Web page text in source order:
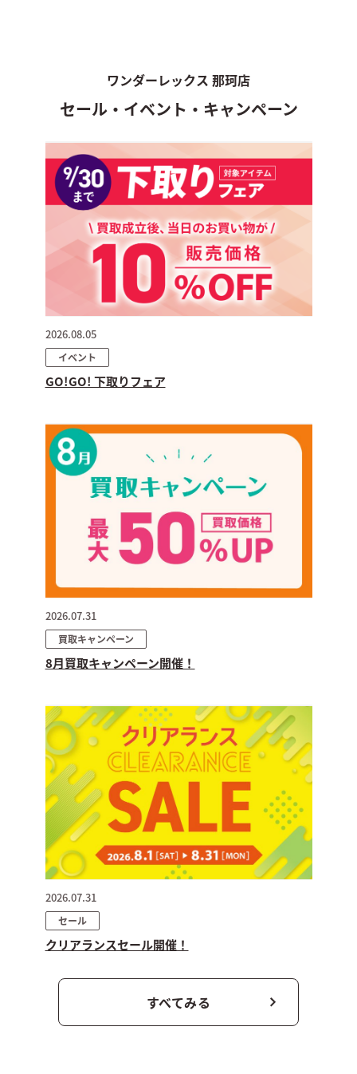
ワンダーレックス 那珂店
セール・イベント・キャンペーン
2026.08.05
イベント
GO!GO! 下取りフェア
2026.07.31
買取キャンペーン
8月買取キャンペーン開催！
2026.07.31
セール
クリアランスセール開催！
すべてみる